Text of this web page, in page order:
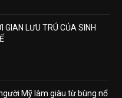
GIAN LƯU TRÚ CỦA SINH
Mỹ làm giàu từ bùng nổ